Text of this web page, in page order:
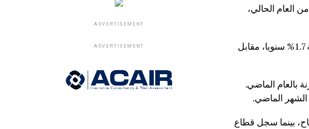
العام الحالي،
وذكر مكتب الإحصاء الوطني الصيني اليوم الأربعاء أن الأرباح الصناعية تراجعت بنسبة 1.7% سنويا، مقابل
الصناعية في الصين بوتيرة أبطأ بلغت 1.5% مقارنة بالعام الماضي.
بينما سجل قطاع
ADVERTISEMENT
ADVERTISEMENT